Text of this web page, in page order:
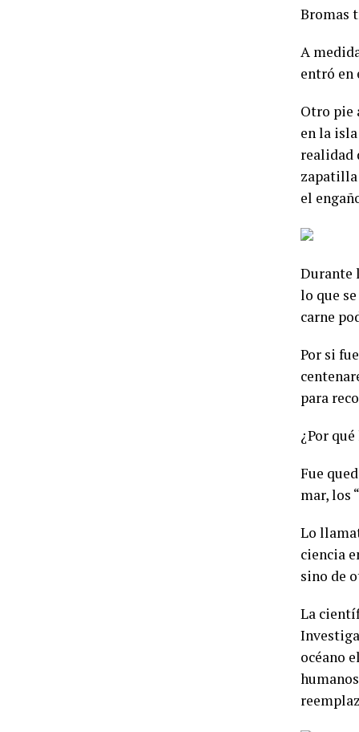
Bromas
A
entró en
Otro pie
en la
realidad
zapatilla
el
Durante
lo que
carne
Por si
para
¿Por
Fue
mar, los
Lo
ciencia
sino de
La
océano